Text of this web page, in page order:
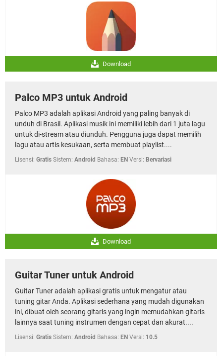
Download
Palco MP3 untuk Android
Palco MP3 adalah aplikasi Android yang paling banyak di
unduh di Brasil. Aplikasi musik ini memiliki lebih dari 1 juta lagu
untuk di-stream atau diunduh. Pengguna juga dapat memilih
lagu atau artis kesukaan, serta membuat playlist....
Lisensi: Gratis Sistem: Android Bahasa: EN Versi: Bervariasi
Download
Guitar Tuner untuk Android
Guitar Tuner adalah aplikasi gratis untuk mengatur atau
tuning gitar Anda. Aplikasi sederhana yang mudah digunakan
ini, dibuat oleh seorang gitaris yang ingin memudahkan gitaris
lainnya saat tuning instrumen dengan cepat dan akurat....
Lisensi: Gratis Sistem: Android Bahasa: EN Versi: 10.5